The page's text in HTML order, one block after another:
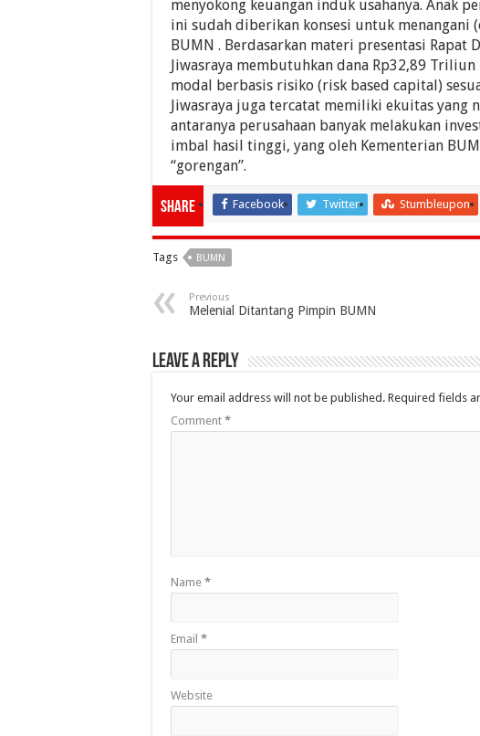
menyokong keuangan induk usahanya. Anak
ini sudah diberikan konsesi untuk menangani
BUMN . Berdasarkan materi presentasi Rapat
Jiwasraya membutuhkan dana Rp32,89
modal berbasis risiko (risk based capital)
Jiwasraya juga tercatat memiliki ekuitas yang
antaranya perusahaan banyak melakukan
imbal hasil tinggi, yang oleh Kementerian
“gorengan”.
Share Facebook Twitter Stumbleupon
Tags BUMN
Previous
Melenial Ditantang Pimpin BUMN
Leave a Reply
Your email address will not be published. Required fields
Comment *
Name *
Email *
Website